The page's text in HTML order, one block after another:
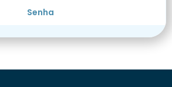
Senha